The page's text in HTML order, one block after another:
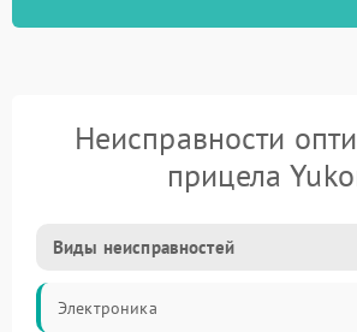
Неисправности
прицела
Виды неисправностей
Электроника